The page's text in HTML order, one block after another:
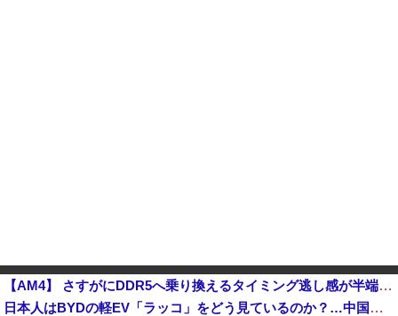
【AM4】 さすがにDDR5へ乗り換えるタイミング逃し感が半端ない
日本人はBYDの軽EV「ラッコ」をどう見ているのか？…中国メディア！